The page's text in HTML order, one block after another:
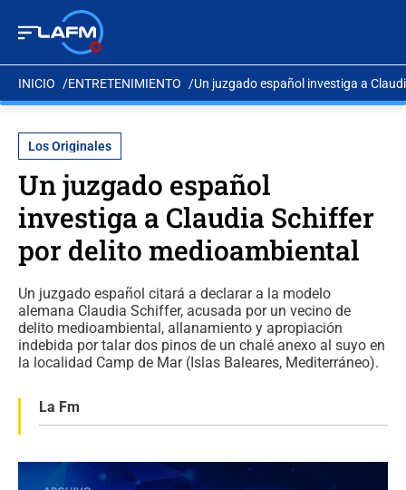
INICIO ENTRETENIMIENTO Un juzgado español investiga a
Los Originales
Un juzgado español
investiga a Claudia Schiffer
por delito medioambiental
Un juzgado español citará a declarar a la modelo
alemana Claudia Schiffer, acusada por un vecino de
delito medioambiental, allanamiento y apropiación
indebida por talar dos pinos de un chalé anexo al suyo en
la localidad Camp de Mar (Islas Baleares, Mediterráneo).
La Fm